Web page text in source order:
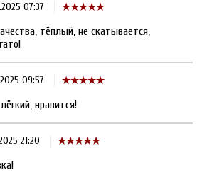
07:37
тёплый, не скатывается,
09:57
нравится!
21:20